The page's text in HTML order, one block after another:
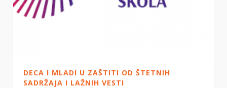
DECA I MLADI U ZAŠTITI OD ŠTETNIH
SADRŽAJA I LAŽNIH VESTI